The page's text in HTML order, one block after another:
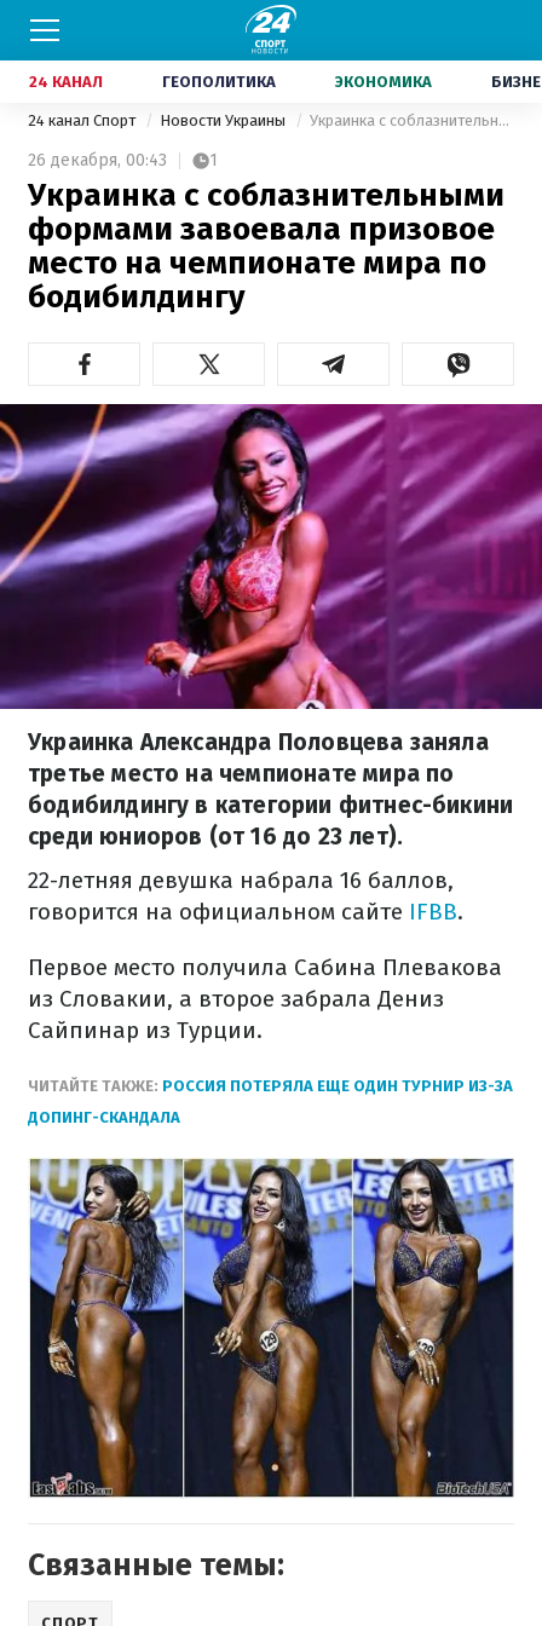
24 КАНАЛ ГЕОПОЛИТИКА ЭКОНОМИКА
24 канал Спорт Новости Украины Украинка с соблазнительными формами завоевала призовое место на чемпионате мира по бодибилдингу
26 декабря, 00:43 1
Украинка с соблазнительными
формами завоевала призовое
место на чемпионате мира по
бодибилдингу
Украинка Александра Половцева заняла
третье место на чемпионате мира по
бодибилдингу в категории фитнес-бикини
среди юниоров (от 16 до 23 лет).
22-летняя девушка набрала 16 баллов,
говорится на официальном сайте IFBB.
Первое место получила Сабина Плевакова
из Словакии, а второе забрала Дениз
Сайпинар из Турции.
ЧИТАЙТЕ ТАКЖЕ: РОССИЯ ПОТЕРЯЛА ЕЩЕ ОДИН ТУРНИР ИЗ-ЗА
ДОПИНГ-СКАНДАЛА
Связанные темы: